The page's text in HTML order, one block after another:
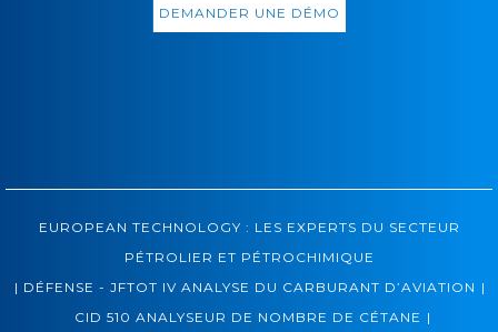
DEMANDER UNE DÉMO
EUROPEAN TECHNOLOGY : LES EXPERTS DU SECTEUR
PÉTROLIER ET PÉTROCHIMIQUE
| DÉFENSE - JFTOT IV ANALYSE DU CARBURANT D’AVIATION |
CID 510 ANALYSEUR DE NOMBRE DE CÉTANE |